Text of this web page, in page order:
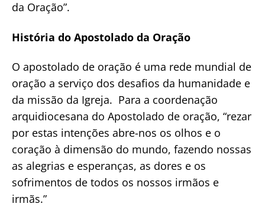
da Oração”.
História do Apostolado da Oração
O apostolado de oração é uma rede mundial de
oração a serviço dos desafios da humanidade e
da missão da Igreja. Para a coordenação
arquidiocesana do Apostolado de oração, “rezar
por estas intenções abre-nos os olhos e o
coração à dimensão do mundo, fazendo nossas
as alegrias e esperanças, as dores e os
sofrimentos de todos os nossos irmãos e
irmãs.”